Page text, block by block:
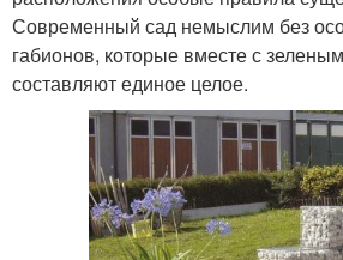
Современный сад немыслим без
габионов, которые вместе с
составляют единое целое.